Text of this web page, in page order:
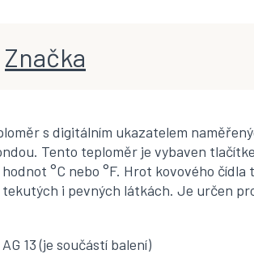
Značka
s digitálním ukazatelem
Tento teploměr je vybaven
°C nebo °F. Hrot kovového čídla
tekutých i pevných látkách. Je určen
13 (je součástí balení)